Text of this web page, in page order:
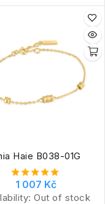
Haie B038-01G
1 007 Kč
Out of stock